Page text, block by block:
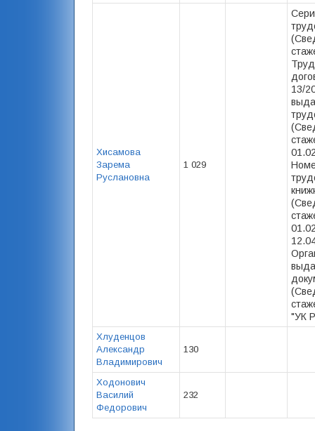
Хисамова
Зарема
Руслановна
1 029
13/
"УК
Хлуденцов
Александр
Владимирович
130
Ходонович
Василий
Федорович
232